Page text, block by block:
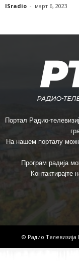
ISradio - март 6, 2023
Портал Радио-
На нашем порталу
Програм радија
Контактирајте
© Радио Телевизија